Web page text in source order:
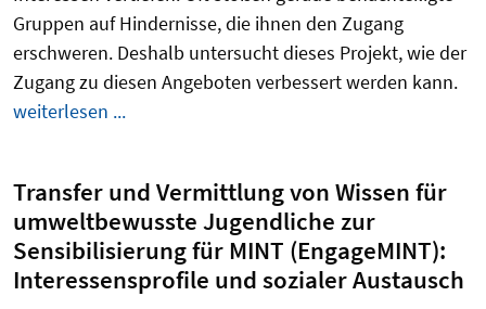
Gruppen auf Hindernisse, die ihnen den Zugang
erschweren. Deshalb untersucht dieses Projekt, wie der
Zugang zu diesen Angeboten verbessert werden kann.
weiterlesen ...
Transfer und Vermittlung von Wissen für
umweltbewusste Jugendliche zur
Sensibilisierung für MINT (EngageMINT):
Interessensprofile und sozialer Austausch